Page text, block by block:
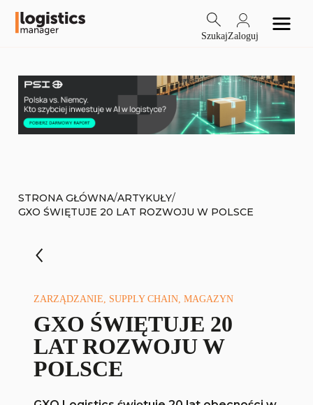
SzukajZaloguj
STRONA GŁÓWNA/ARTYKUŁY/
GXO ŚWIĘTUJE 20 LAT ROZWOJU W POLSCE
ZARZĄDZANIE, SUPPLY CHAIN, MAGAZYN
GXO ŚWIĘTUJE 20
LAT ROZWOJU W
POLSCE